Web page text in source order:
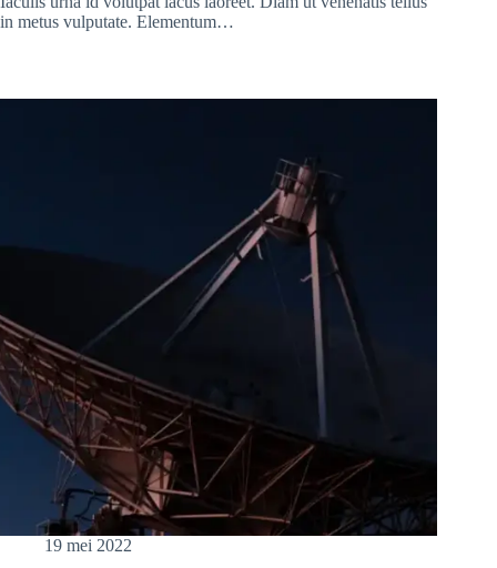
in metus vulputate. Elementum…
19 mei 2022